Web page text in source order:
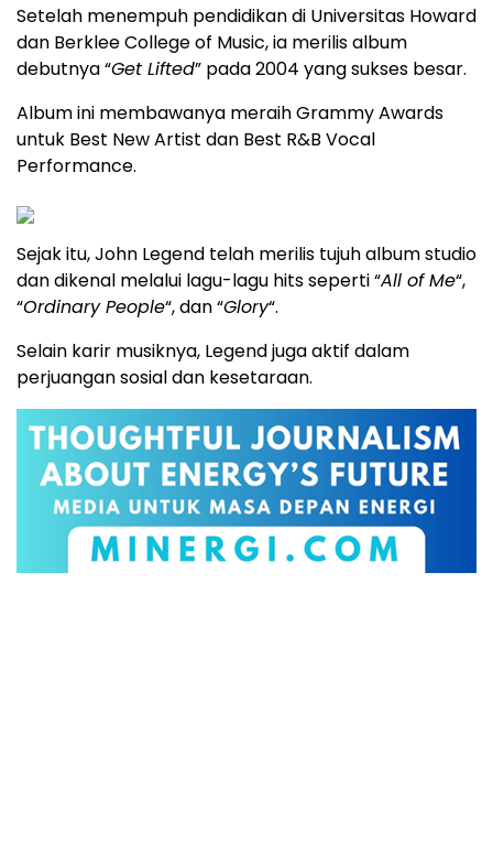
Setelah menempuh pendidikan di Universitas Howard
dan Berklee College of Music, ia merilis album
debutnya “Get Lifted” pada 2004 yang sukses besar.
Album ini membawanya meraih Grammy Awards
untuk Best New Artist dan Best R&B Vocal
Performance.
Sejak itu, John Legend telah merilis tujuh album studio
dan dikenal melalui lagu-lagu hits seperti “All of Me“,
“Ordinary People“, dan “Glory“.
Selain karir musiknya, Legend juga aktif dalam
perjuangan sosial dan kesetaraan.